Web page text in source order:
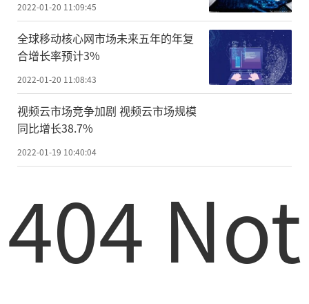
2022-01-20 11:09:45
全球移动核心网市场未来五年的年复
合增长率预计3%
2022-01-20 11:08:43
视频云市场竞争加剧 视频云市场规模
同比增长38.7%
2022-01-19 10:40:04
404 Not